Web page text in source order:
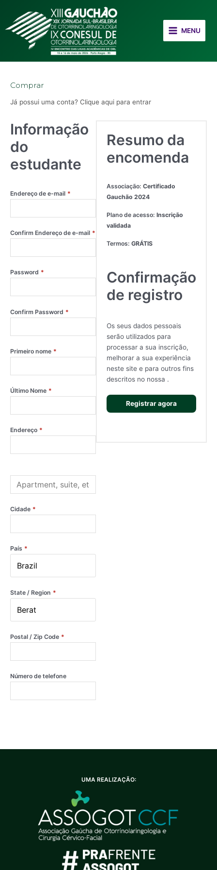
conteúdo
Menu
MENU
Comprar
Já possui uma conta? Clique aqui para entrar
Informação
do
estudante
Endereço de e-mail *
Confirm Endereço de e-mail *
Password *
Confirm Password *
Primeiro nome *
Último Nome *
Endereço *
Cidade *
País *
State / Region *
Postal / Zip Code *
Número de telefone
Resumo da
encomenda
Associação: Certificado
Gauchão 2024
Plano de acesso: Inscrição
validada
Termos: GRÁTIS
Confirmação
de registro
Os seus dados pessoais
serão utilizados para
processar a sua inscrição,
melhorar a sua experiência
neste site e para outros fins
descritos no nossa .
Registrar agora
UMA REALIZAÇÃO: